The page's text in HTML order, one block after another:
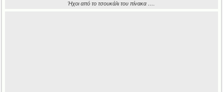
Ήχοι από το τσουκάλι του πίνακα ….